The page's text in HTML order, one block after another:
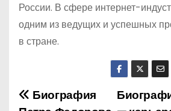
России. В сфере интернет-
одним из ведущих и успешных
в стране.
Н Биография